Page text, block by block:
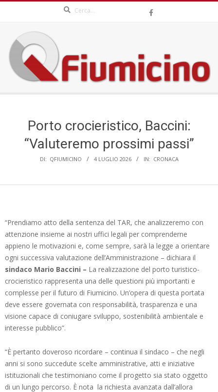
content
QFIUMICINO.COM
Porto crocieristico, Baccini:
“Valuteremo prossimi passi”
DI: QFIUMICINO 4 LUGLIO 2026 IN: CRONACA
“Prendiamo atto della sentenza del TAR, che analizzeremo con
attenzione insieme ai nostri uffici legali per comprenderne
appieno le motivazioni e, come sempre, sarà la legge a orientare
ogni successiva valutazione dell’Amministrazione – dichiara il
sindaco Mario Baccini – La realizzazione del porto turistico-
crocieristico rappresenta una delle questioni più importanti e
complesse per il futuro di Fiumicino. Un’opera di questa portata
deve essere governata con responsabilità, trasparenza e una
visione capace di coniugare sviluppo, sostenibilità ambientale e
interesse pubblico”.
“È pertanto doveroso ricordare – continua il sindaco – che negli
anni si sono succedute scelte amministrative, atti e iniziative
istituzionali che testimoniano come il progetto sia stato oggetto
di un lungo percorso. È nota la richiesta avanzata dall’allora